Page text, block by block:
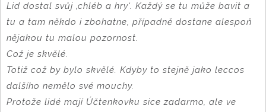
Lid dostal svůj ‚chléb a hry‘. Každý se tu může bavit a
tu a tam někdo i zbohatne, případně dostane alespoň
nějakou tu malou pozornost.
Což je skvělé.
Totiž což by bylo skvělé. Kdyby to stejně jako leccos
dalšího nemělo své mouchy.
Protože lidé mají Účtenkovku sice zadarmo, ale ve